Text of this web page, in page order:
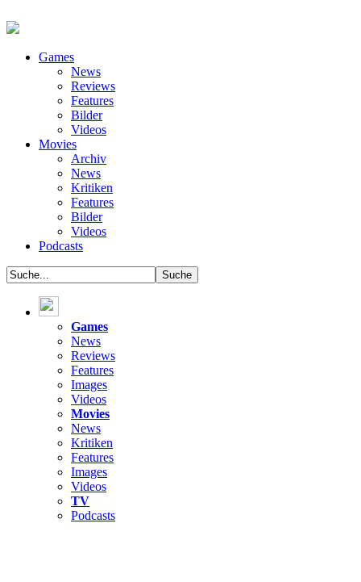
Games
News
Reviews
Features
Bilder
Videos
Movies
Archiv
News
Kritiken
Features
Bilder
Videos
Podcasts
Games
News
Reviews
Features
Images
Videos
Movies
News
Kritiken
Features
Images
Videos
TV
Podcasts